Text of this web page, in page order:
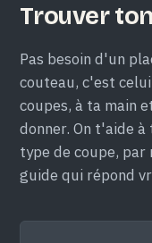
Trouver
Pas besoin d'un
couteau, c'est
coupes, à ta main
donner. On t'aide
type de coupe,
guide qui répond